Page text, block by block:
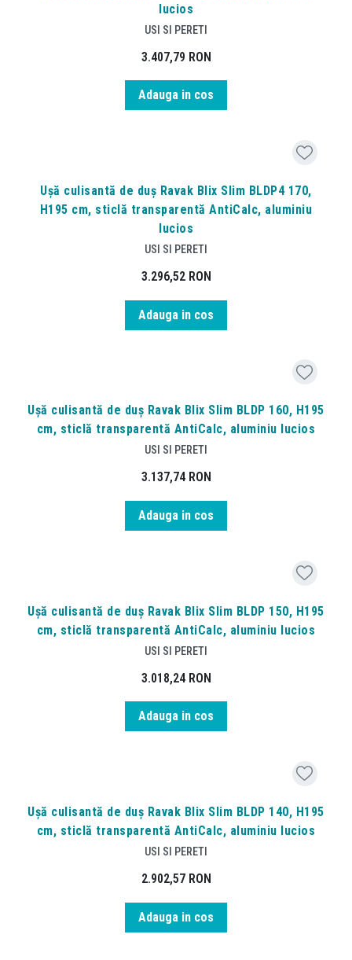
lucios
USI SI PERETI
3.407,79 RON
Adauga in cos
Ușă culisantă de duș Ravak Blix Slim BLDP4 170,
H195 cm, sticlă transparentă AntiCalc, aluminiu
lucios
USI SI PERETI
3.296,52 RON
Adauga in cos
Ușă culisantă de duș Ravak Blix Slim BLDP 160, H195
cm, sticlă transparentă AntiCalc, aluminiu lucios
USI SI PERETI
3.137,74 RON
Adauga in cos
Ușă culisantă de duș Ravak Blix Slim BLDP 150, H195
cm, sticlă transparentă AntiCalc, aluminiu lucios
USI SI PERETI
3.018,24 RON
Adauga in cos
Ușă culisantă de duș Ravak Blix Slim BLDP 140, H195
cm, sticlă transparentă AntiCalc, aluminiu lucios
USI SI PERETI
2.902,57 RON
Adauga in cos